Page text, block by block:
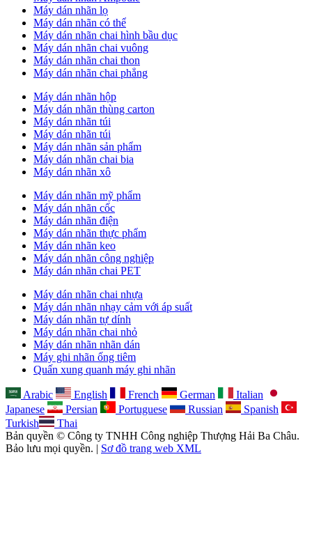
Máy dán nhãn lọ
Máy dán nhãn có thể
Máy dán nhãn chai hình bầu dục
Máy dán nhãn chai vuông
Máy dán nhãn chai thon
Máy dán nhãn chai phẳng
Máy dán nhãn hộp
Máy dán nhãn thùng carton
Máy dán nhãn túi
Máy dán nhãn túi
Máy dán nhãn sản phẩm
Máy dán nhãn chai bia
Máy dán nhãn xô
Máy dán nhãn mỹ phẩm
Máy dán nhãn cốc
Máy dán nhãn điện
Máy dán nhãn thực phẩm
Máy dán nhãn keo
Máy dán nhãn công nghiệp
Máy dán nhãn chai PET
Máy dán nhãn chai nhựa
Máy dán nhãn nhạy cảm với áp suất
Máy dán nhãn tự dính
Máy dán nhãn chai nhỏ
Máy dán nhãn nhãn dán
Máy ghi nhãn ống tiêm
Quấn xung quanh máy ghi nhãn
Arabic English French German
Italian
Japanese
Persian Portuguese Russian
Spanish
Turkish
Thai
Bản quyền © Công ty TNHH Công nghiệp Thượng Hải Ba Châu.
Bảo lưu mọi quyền. | Sơ đồ trang web XML